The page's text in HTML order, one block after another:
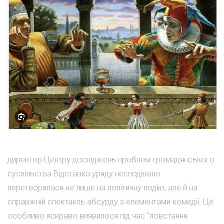
директор Центру досліджень проблем громадянського
суспільства Відставка уряду несподівано
перетворилася не лише на політичну подію, але й на
справжній спектакль абсурду з елементами комедії. Це
особливо яскраво виявилося під час "повстання